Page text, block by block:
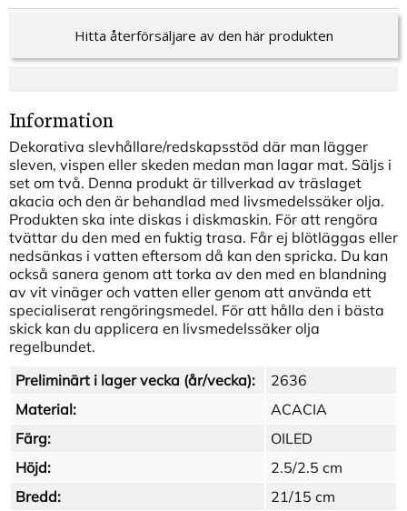
Hitta återförsäljare av den här produkten
Information
Dekorativa slevhållare/redskapsstöd där man lägger
sleven, vispen eller skeden medan man lagar mat. Säljs i
set om två. Denna produkt är tillverkad av träslaget
akacia och den är behandlad med livsmedelssäker olja.
Produkten ska inte diskas i diskmaskin. För att rengöra
tvättar du den med en fuktig trasa. Får ej blötläggas eller
nedsänkas i vatten eftersom då kan den spricka. Du kan
också sanera genom att torka av den med en blandning
av vit vinäger och vatten eller genom att använda ett
specialiserat rengöringsmedel. För att hålla den i bästa
skick kan du applicera en livsmedelssäker olja
regelbundet.
Preliminärt i lager vecka (år/vecka):
2636
Material:
ACACIA
Färg:
OILED
Höjd:
2.5/2.5 cm
Bredd:
21/15 cm